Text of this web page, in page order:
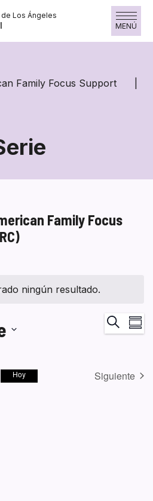
Los Ángeles
MENÚ
Family Focus Support
Family Focus
ningún resultado.
Buscar
de
de
Hoy
Siguiente